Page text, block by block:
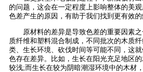
的问题，这会在一定程度上影响整体的美
色差产生的原因，有助于我们找到更有效的
原材料的差异是导致色差的重要因素之
质纤维和塑料混合制成，不同批次的木质
类、生长环境、砍伐时间等可能不同，这
色存在差异。比如，生长在阳光充足地区
较浅;而生长在较为阴暗潮湿环境中的木材